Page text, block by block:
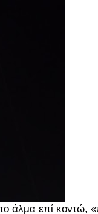
άλμα επί κοντώ,